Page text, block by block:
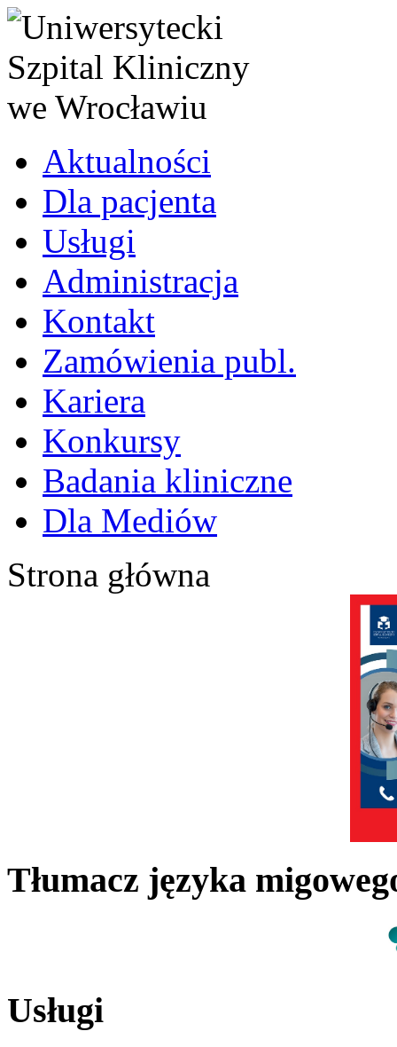
Aktualności
Dla pacjenta
Usługi
Administracja
Kontakt
Zamówienia publ.
Kariera
Konkursy
Badania kliniczne
Dla Mediów
Strona główna
Tłumacz języka
Usługi